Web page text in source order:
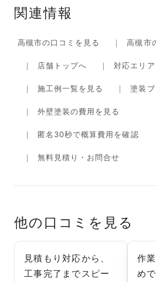
関連情報
高槻市の口コミを見る 高槻市
店舗トップへ 対応エリ
施工例一覧を見る 塗装
外壁塗装の費用を見る
匿名30秒で概算費用を確認
無料見積り・お問合せ
他の口コミを見る
見積もり対応から、
工事完了までスピー
作
め